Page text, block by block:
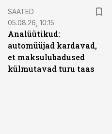
SAATED
05.08.26, 10:15
Analüütikud:
automüüjad kardavad,
et maksulubadused
külmutavad turu taas